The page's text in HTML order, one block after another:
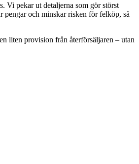
Vi pekar ut detaljerna som gör störst
pengar och minskar risken för felköp, så
liten provision från återförsäljaren – utan